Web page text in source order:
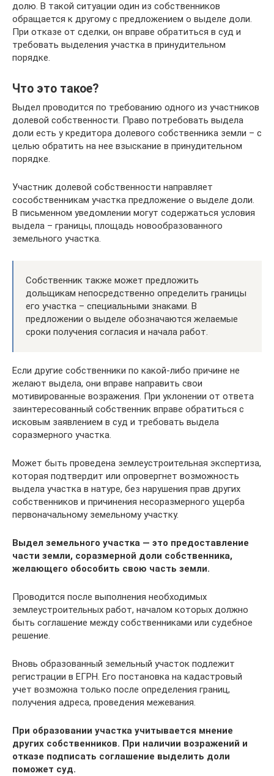
долю. В такой ситуации один из собственников
обращается к другому с предложением о выделе доли.
При отказе от сделки, он вправе обратиться в суд и
требовать выделения участка в принудительном
порядке.
Что это такое?
Выдел проводится по требованию одного из участников
долевой собственности. Право потребовать выдела
доли есть у кредитора долевого собственника земли – с
целью обратить на нее взыскание в принудительном
порядке.
Участник долевой собственности направляет
сособственникам участка предложение о выделе доли.
В письменном уведомлении могут содержаться условия
выдела – границы, площадь новообразованного
земельного участка.
Собственник также может предложить
дольщикам непосредственно определить границы
его участка – специальными знаками. В
предложении о выделе обозначаются желаемые
сроки получения согласия и начала работ.
Если другие собственники по какой-либо причине не
желают выдела, они вправе направить свои
мотивированные возражения. При уклонении от ответа
заинтересованный собственник вправе обратиться с
исковым заявлением в суд и требовать выдела
соразмерного участка.
Может быть проведена землеустроительная экспертиза,
которая подтвердит или опровергнет возможность
выдела участка в натуре, без нарушения прав других
собственников и причинения несоразмерного ущерба
первоначальному земельному участку.
Выдел земельного участка — это предоставление
части земли, соразмерной доли собственника,
желающего обособить свою часть земли.
Проводится после выполнения необходимых
землеустроительных работ, началом которых должно
быть соглашение между собственниками или судебное
решение.
Вновь образованный земельный участок подлежит
регистрации в ЕГРН. Его постановка на кадастровый
учет возможна только после определения границ,
получения адреса, проведения межевания.
При образовании участка учитывается мнение
других собственников. При наличии возражений и
отказе подписать соглашение выделить доли
поможет суд.